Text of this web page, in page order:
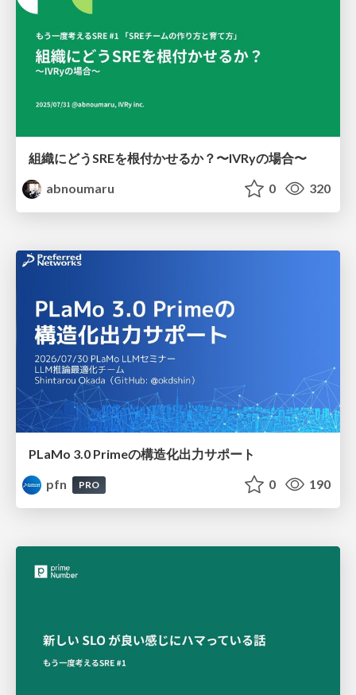
組織にどうSREを根付かせるか？〜IVRyの場合〜
abnoumaru
0 320
PLaMo 3.0 Primeの構造化出力サポート
pfn
PRO 0 190